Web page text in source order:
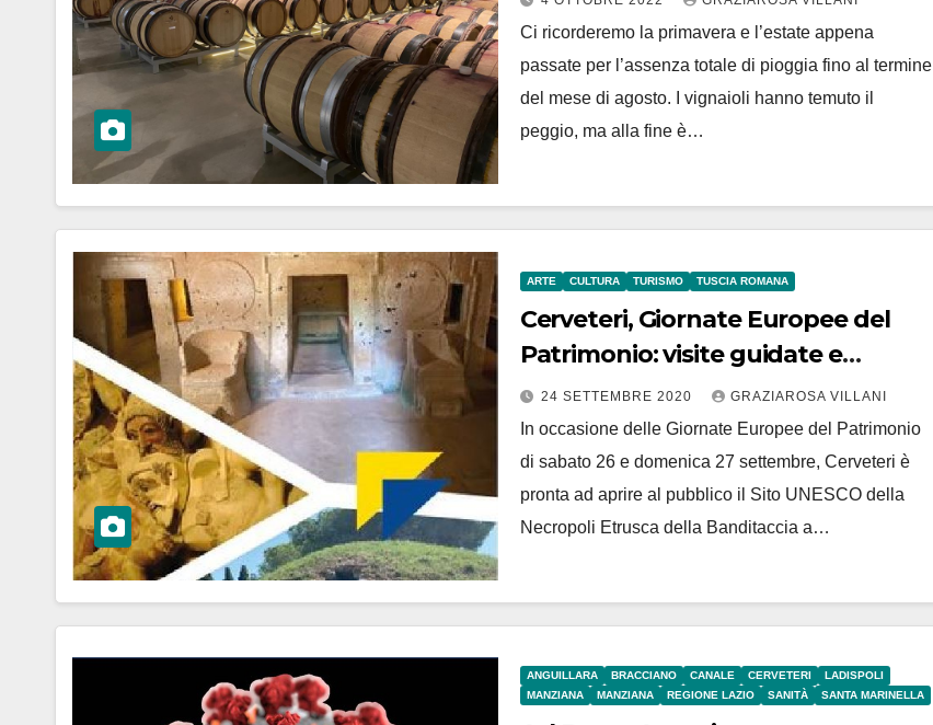
Ci ricorderemo la primavera e l’estate appena
passate per l’assenza totale di pioggia fino al termine
del mese di agosto. I vignaioli hanno temuto il
peggio, ma alla fine è…
ARTE CULTURA TURISMO TUSCIA ROMANA
Cerveteri, Giornate Europee del
Patrimonio: visite guidate e
aperture straordinarie alla
Necropoli della Banditaccia
24 SETTEMBRE 2020 GRAZIAROSA VILLANI
In occasione delle Giornate Europee del Patrimonio
di sabato 26 e domenica 27 settembre, Cerveteri è
pronta ad aprire al pubblico il Sito UNESCO della
Necropoli Etrusca della Banditaccia a…
ANGUILLARA BRACCIANO CANALE CERVETERI
LADISPOLI
MANZIANA
MANZIANA REGIONE LAZIO SANITÀ SANTA MARINELLA